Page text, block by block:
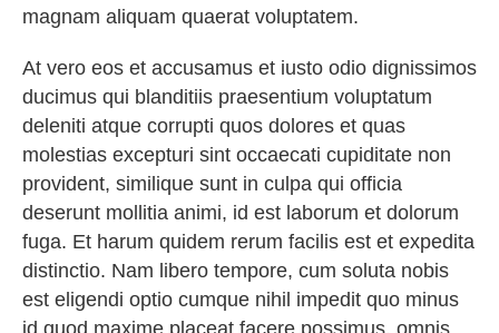
magnam aliquam quaerat voluptatem.
At vero eos et accusamus et iusto odio dignissimos
ducimus qui blanditiis praesentium voluptatum
deleniti atque corrupti quos dolores et quas
molestias excepturi sint occaecati cupiditate non
provident, similique sunt in culpa qui officia
deserunt mollitia animi, id est laborum et dolorum
fuga. Et harum quidem rerum facilis est et expedita
distinctio. Nam libero tempore, cum soluta nobis
est eligendi optio cumque nihil impedit quo minus
id quod maxime placeat facere possimus, omnis